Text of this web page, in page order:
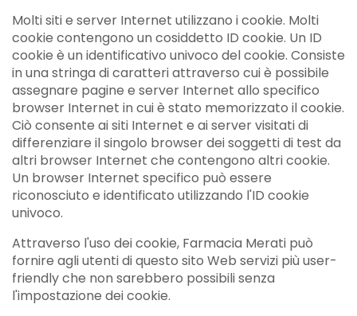
Molti siti e server Internet utilizzano i cookie. Molti
cookie contengono un cosiddetto ID cookie. Un ID
cookie è un identificativo univoco del cookie. Consiste
in una stringa di caratteri attraverso cui è possibile
assegnare pagine e server Internet allo specifico
browser Internet in cui è stato memorizzato il cookie.
Ciò consente ai siti Internet e ai server visitati di
differenziare il singolo browser dei soggetti di test da
altri browser Internet che contengono altri cookie.
Un browser Internet specifico può essere
riconosciuto e identificato utilizzando l'ID cookie
univoco.
Attraverso l'uso dei cookie, Farmacia Merati può
fornire agli utenti di questo sito Web servizi più user-
friendly che non sarebbero possibili senza
l'impostazione dei cookie.